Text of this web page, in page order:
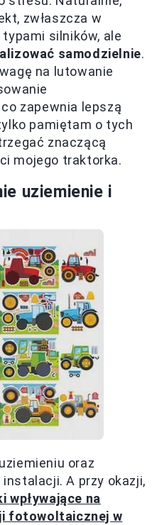
zwłaszcza w
silników, ale
samodzielnie.
na lutowanie
zapewnia lepszą
pamiętam o tych
znaczącą
mojego traktorka.
uziemienie i
oraz
A przy okazji,
wpływające na
fotowoltaicznej w